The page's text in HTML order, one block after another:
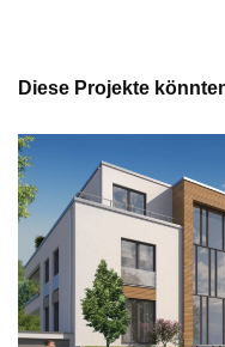
Diese Projekte